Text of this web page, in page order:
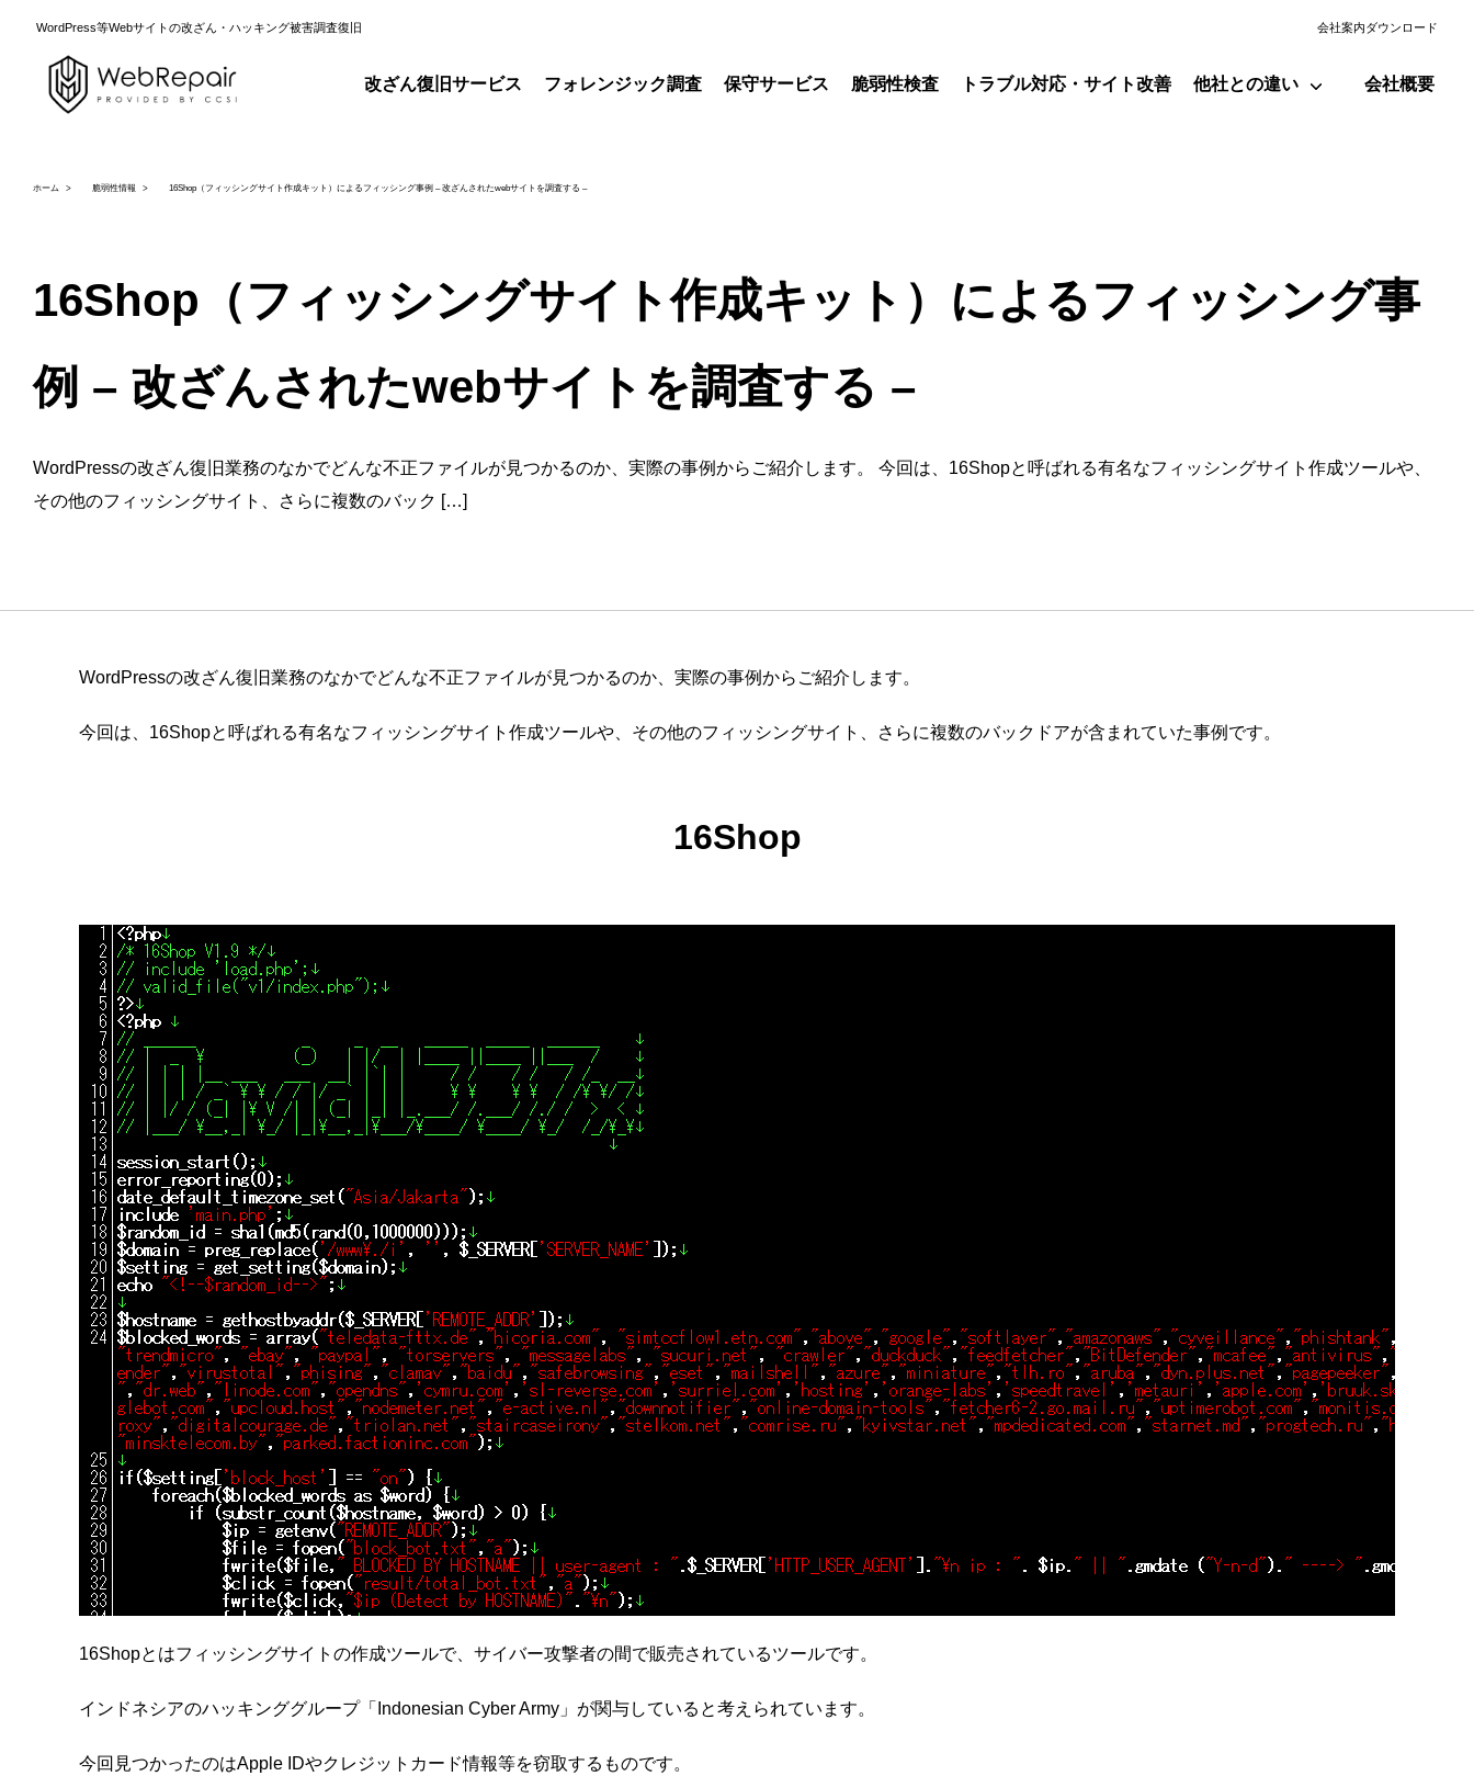
WordPress等Webサイトの改ざん・ハッキング被害調査復旧 会社案内ダウンロード
改ざん復旧サービス フォレンジック調査 保守サービス 脆弱性検査 トラブル対応・サイト改善 他社との違い 会社概要
ホーム 脆弱性情報 16Shop（フィッシングサイト作成キット）によるフィッシング事例 – 改ざんされたwebサイトを調査する –
16Shop（フィッシングサイト作成キット）によるフィッシング事
例 – 改ざんされたwebサイトを調査する –
WordPressの改ざん復旧業務のなかでどんな不正ファイルが見つかるのか、実際の事例からご紹介します。 今回は、16Shopと呼ばれる有名なフィッシングサイト作成ツールや、
その他のフィッシングサイト、さらに複数のバック […]
WordPressの改ざん復旧業務のなかでどんな不正ファイルが見つかるのか、実際の事例からご紹介します。
今回は、16Shopと呼ばれる有名なフィッシングサイト作成ツールや、その他のフィッシングサイト、さらに複数のバックドアが含まれていた事例です。
16Shop
16Shopとはフィッシングサイトの作成ツールで、サイバー攻撃者の間で販売されているツールです。
インドネシアのハッキンググループ「Indonesian Cyber​​ Army」が関与していると考えられています。
今回見つかったのはApple IDやクレジットカード情報等を窃取するものです。